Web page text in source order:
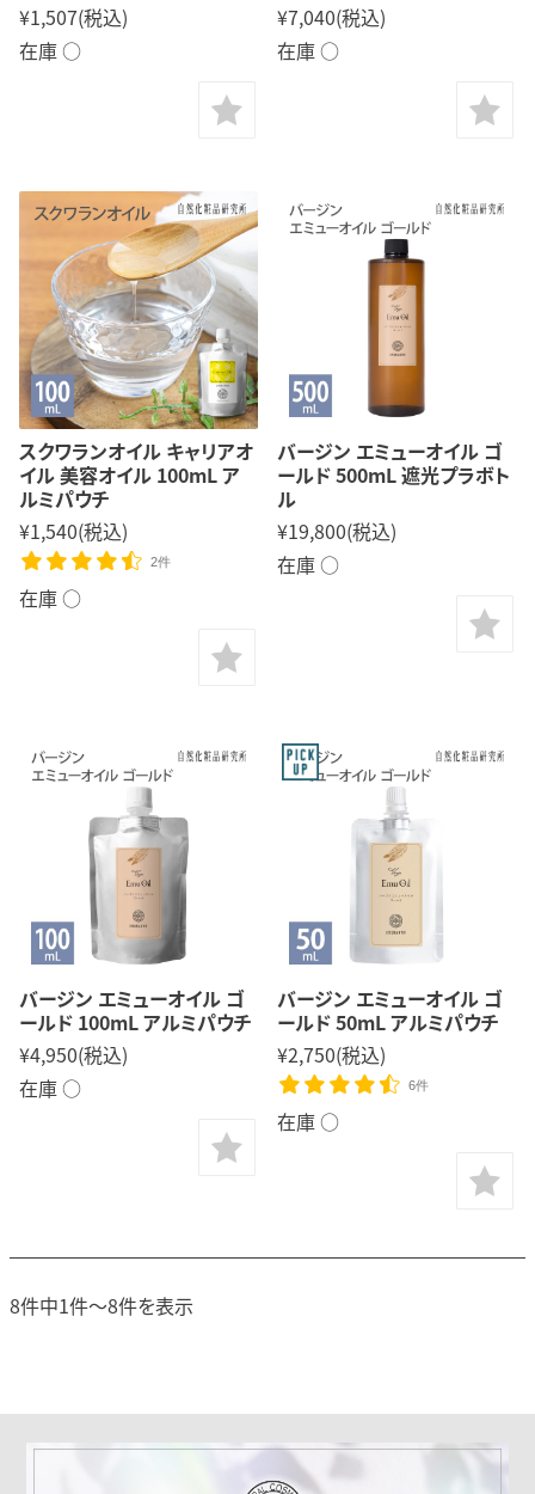
¥1,507(税込)
在庫 ○
¥7,040(税込)
在庫 ○
スクワランオイル キャリアオ
イル 美容オイル 100mL ア
ルミパウチ
¥1,540(税込)
2件
在庫 ○
バージン エミューオイル ゴ
ールド 500mL 遮光プラボト
ル
¥19,800(税込)
在庫 ○
バージン エミューオイル ゴ
ールド 100mL アルミパウチ
¥4,950(税込)
在庫 ○
バージン エミューオイル ゴ
ールド 50mL アルミパウチ
¥2,750(税込)
6件
在庫 ○
8件中1件～8件を表示